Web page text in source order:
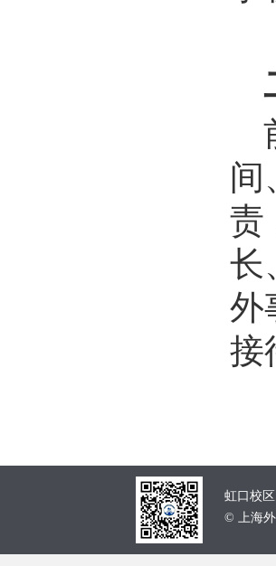
间
责
长
外
接
虹口校
© 上海外